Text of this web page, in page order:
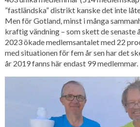
”fastländska” distrikt kanske det inte
Men för Gotland, minst i många
kraftig vändning – som skett de senaste
2023 ökade medlemsantalet med 22
med situationen för fem år sen har det
år 2019 fanns här endast 99 medlemmar.